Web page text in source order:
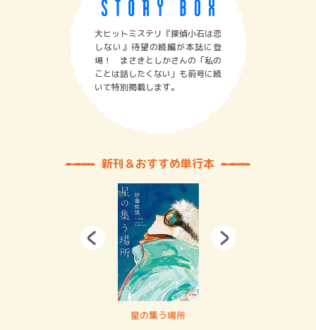
大ヒットミステリ『探偵小石は恋
しない』待望の続編が本誌に登
場！ まさきとしかさんの「私の
ことは話したくない」も前号に続
いて特別掲載します。
新刊＆おすすめ単行本
星の集う場所